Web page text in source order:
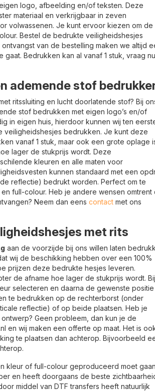
logo, afbeelding en/of teksten. Deze
materiaal en verkrijgbaar in zeven
volwassenen. Je kunt ervoor kiezen om de
Bestel de bedrukte veiligheidshesjes
van de bestelling maken we altijd
Bedrukken kan al vanaf 1 stuk, vraag nu
ademende stof
ritssluiting en lucht doorlatende stof? Bij
stof bedrukken met eigen logo’s en/of
in eigen huis, hierdoor kunnen wij ten
bedrukken. Je kunt deze
vanaf 1 stuk, maar ook een grote oplage
lager de stukprijs wordt. Deze
kleuren en alle maten voor
kunnen standaard met een
reflectie) bedrukt worden. Perfect om te
full-colour. Heb je andere wensen omtrent
Neem dan eens contact met ons
met rits
aan de voorzijde bij ons willen laten
wij de beschikking hebben over een 100%
prijzen deze bedrukte hesjes leveren.
de afname hoe lager de stukprijs wordt. Bij
selecteren en daarna de gewenste positie
te bedrukken op de rechterborst (onder
reflectie) of op beide plaatsen. Heb je
Geen probleem, dan kun je de
en wij maken een offerte op maat. Het is
te plaatsen dan achterop. Bijvoorbeeld
kleur of full-colour geproduceerd moet gaan
en heeft doorgaans de beste
middel van DTF transfers heeft natuurlijk